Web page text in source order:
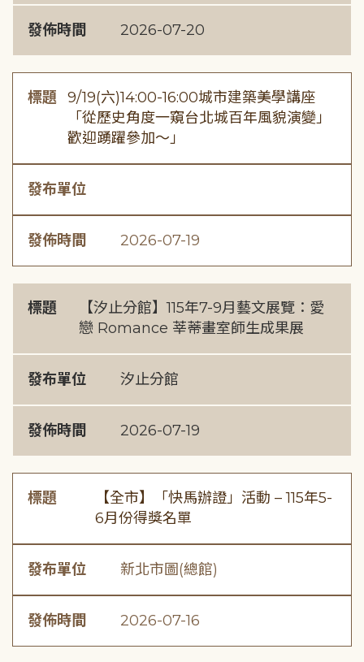
發佈時間 2026-07-20
標題 9/19(六)14:00-16:00城市建築美學講座
「從歷史角度一窺台北城百年風貌演變」
歡迎踴躍參加～」
發布單位
發佈時間 2026-07-19
標題
【汐止分館】115年7-9月藝文展覽：愛
戀 Romance 莘蒂畫室師生成果展
發布單位 汐止分館
發佈時間 2026-07-19
標題
【全市】「快馬辦證」活動 – 115年5-
6月份得獎名單
發布單位 新北市圖(總館)
發佈時間 2026-07-16